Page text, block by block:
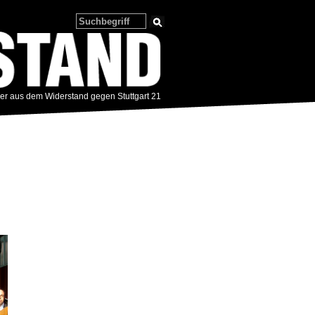
aus dem Widerstand gegen Stuttgart 21